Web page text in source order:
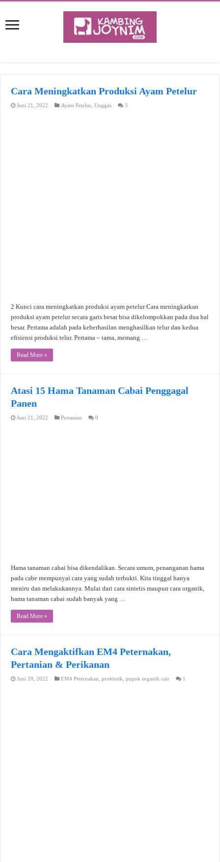
Cara Meningkatkan Produksi Ayam Petelur
Juni 21, 2022 Ayam Petelur ,Unggas 3
2 Kunci cara meningkatkan produksi ayam petelur Cara meningkatkan
produksi ayam petelur secara garis besar bisa dikelompokkan pada dua hal
besar. Pertama adalah pada keberhasilan menghasilkan telur dan kedua
efisiensi produksi telur. Pertama – tama, memang …
Read More »
Atasi 15 Hama Tanaman Cabai Penggagal
Panen
Juni 21, 2022 Pertanian 0
Hama tanaman cabai bisa dikendalikan. Secara umum, penanganan hama
pada cabe mempunyai cara yang sudah terbukti. Kita tinggal hanya
meniru dan melakukannya. Mulai dari cara sintetis maupun cara organik,
hama tanaman cabai sudah banyak yang …
Read More »
Cara Mengaktifkan EM4 Peternakan,
Pertanian & Perikanan
Juni 20, 2022 EM4 Peternakan ,probiotik ,pupuk organik cair 1